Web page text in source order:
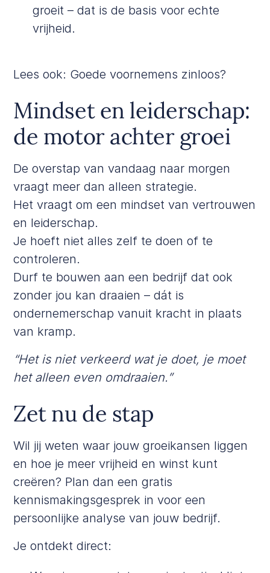
groeit – dat is de basis voor echte
vrijheid.
Lees ook: Goede voornemens zinloos?
Mindset en leiderschap:
de motor achter groei
De overstap van vandaag naar morgen
vraagt meer dan alleen strategie.
Het vraagt om een mindset van vertrouwen
en leiderschap.
Je hoeft niet alles zelf te doen of te
controleren.
Durf te bouwen aan een bedrijf dat ook
zonder jou kan draaien – dát is
ondernemerschap vanuit kracht in plaats
van kramp.
“Het is niet verkeerd wat je doet, je moet
het alleen even omdraaien.”
Zet nu de stap
Wil jij weten waar jouw groeikansen liggen
en hoe je meer vrijheid en winst kunt
creëren? Plan dan eengratis
kennismakingsgesprek in voor een
persoonlijke analyse van jouw bedrijf.
Je ontdekt direct: